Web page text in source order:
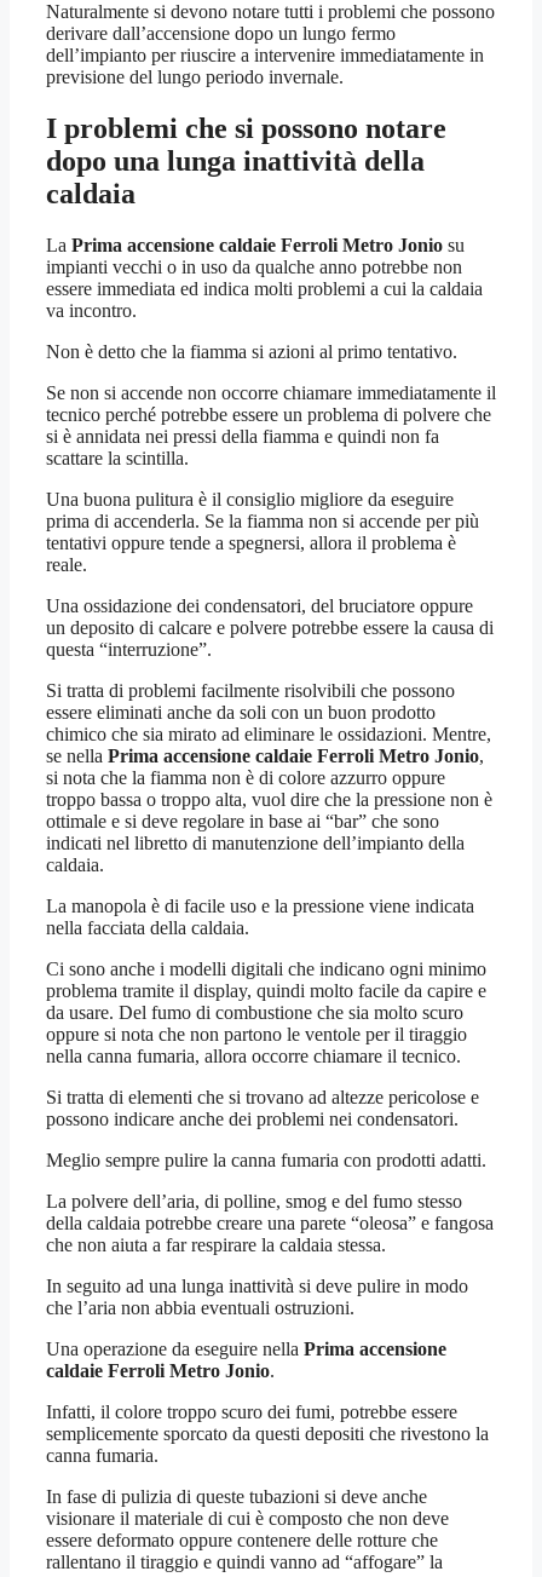
Naturalmente si devono notare tutti i problemi che possono
derivare dall’accensione dopo un lungo fermo
dell’impianto per riuscire a intervenire immediatamente in
previsione del lungo periodo invernale.
I problemi che si possono notare
dopo una lunga inattività della
caldaia
La Prima accensione caldaie Ferroli Metro Jonio su
impianti vecchi o in uso da qualche anno potrebbe non
essere immediata ed indica molti problemi a cui la caldaia
va incontro.
Non è detto che la fiamma si azioni al primo tentativo.
Se non si accende non occorre chiamare immediatamente il
tecnico perché potrebbe essere un problema di polvere che
si è annidata nei pressi della fiamma e quindi non fa
scattare la scintilla.
Una buona pulitura è il consiglio migliore da eseguire
prima di accenderla. Se la fiamma non si accende per più
tentativi oppure tende a spegnersi, allora il problema è
reale.
Una ossidazione dei condensatori, del bruciatore oppure
un deposito di calcare e polvere potrebbe essere la causa di
questa “interruzione”.
Si tratta di problemi facilmente risolvibili che possono
essere eliminati anche da soli con un buon prodotto
chimico che sia mirato ad eliminare le ossidazioni. Mentre,
se nella Prima accensione caldaie Ferroli Metro Jonio,
si nota che la fiamma non è di colore azzurro oppure
troppo bassa o troppo alta, vuol dire che la pressione non è
ottimale e si deve regolare in base ai “bar” che sono
indicati nel libretto di manutenzione dell’impianto della
caldaia.
La manopola è di facile uso e la pressione viene indicata
nella facciata della caldaia.
Ci sono anche i modelli digitali che indicano ogni minimo
problema tramite il display, quindi molto facile da capire e
da usare. Del fumo di combustione che sia molto scuro
oppure si nota che non partono le ventole per il tiraggio
nella canna fumaria, allora occorre chiamare il tecnico.
Si tratta di elementi che si trovano ad altezze pericolose e
possono indicare anche dei problemi nei condensatori.
Meglio sempre pulire la canna fumaria con prodotti adatti.
La polvere dell’aria, di polline, smog e del fumo stesso
della caldaia potrebbe creare una parete “oleosa” e fangosa
che non aiuta a far respirare la caldaia stessa.
In seguito ad una lunga inattività si deve pulire in modo
che l’aria non abbia eventuali ostruzioni.
Una operazione da eseguire nella Prima accensione
caldaie Ferroli Metro Jonio.
Infatti, il colore troppo scuro dei fumi, potrebbe essere
semplicemente sporcato da questi depositi che rivestono la
canna fumaria.
In fase di pulizia di queste tubazioni si deve anche
visionare il materiale di cui è composto che non deve
essere deformato oppure contenere delle rotture che
rallentano il tiraggio e quindi vanno ad “affogare” la